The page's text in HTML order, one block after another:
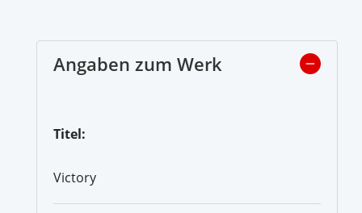
Angaben zum Werk
Titel:
Victory